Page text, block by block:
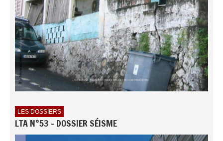
LES DOSSIERS
LTA N°53 - DOSSIER SÉISME